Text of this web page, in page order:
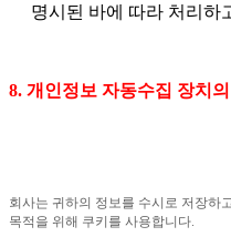
명시된 바에 따라 처리하
8. 개인정보 자동수집 장치의
회사는 귀하의 정보를 수시로 저장하
목적을 위해 쿠키를 사용합니다